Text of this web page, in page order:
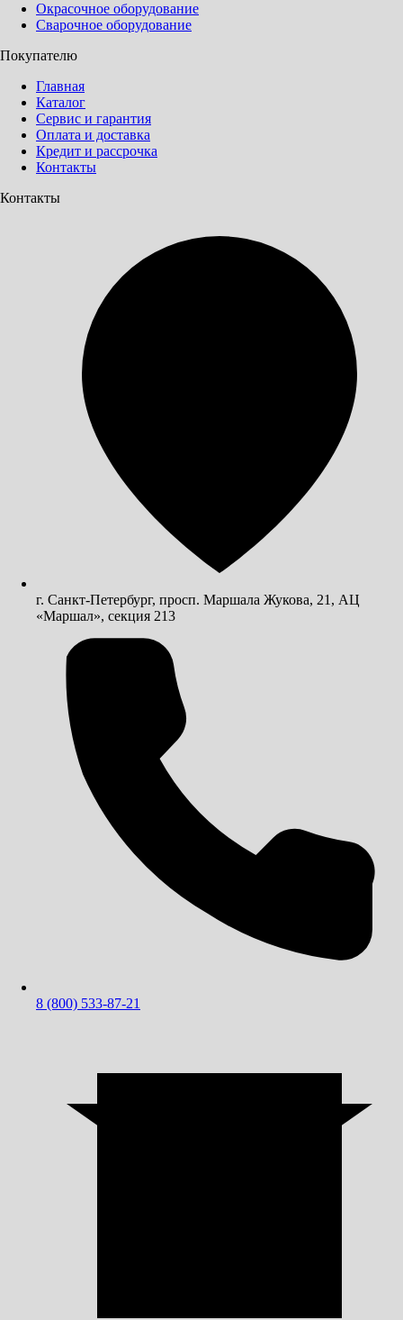
Окрасочное оборудование
Сварочное оборудование
Покупателю
Главная
Каталог
Сервис и гарантия
Оплата и доставка
Кредит и рассрочка
Контакты
Контакты
г. Санкт-Петербург, просп. Маршала Жукова, 21, АЦ
«Маршал», секция 213
8 (800) 533-87-21